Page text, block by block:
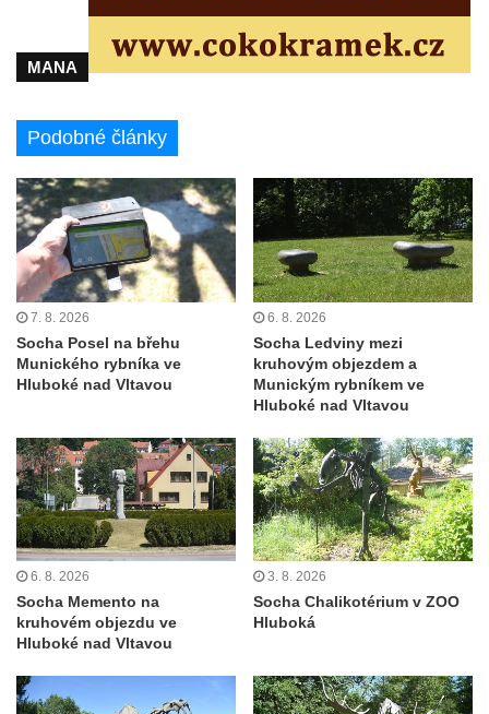
Pamětní deska Johanna Neumanna
Obrázek svatého Huberta na buku svatého
Huberta
Obrázek svatého Jakuba na skále u cesty
východně od Srbské Kamenice
Busta Jana Amose Komenského na domě
čp. 37 v Račicích
Socha ležícího koně v Sadech
Československé armády v Teplicích
Socha Medvídě v Tierpark Chemnitz
Sochy Ležící žena v Tierpark Chemnitz
Sochy Ptáci v Tierpark Chemnitz
Socha Skupina jeřábů v Tierpark Chemnitz
Socha Panter v ZOO Leipzig
Socha Dívka s mušlí v ZOO Leipzig
Socha Tygr v ZOO Leipzig
Socha Atlet v ZOO Leipzig
Socha Marabu v ZOO Leipzig
Busta Karla Maxe Schneidera v ZOO
MANA
Podobné články
7. 8. 2026
Socha Posel na břehu
Munického rybníka ve
Hluboké nad Vltavou
6. 8. 2026
Socha Ledviny mezi
kruhovým objezdem a
Munickým rybníkem ve
Hluboké nad Vltavou
6. 8. 2026
Socha Memento na
kruhovém objezdu ve
Hluboké nad Vltavou
3. 8. 2026
Socha Chalikotérium v ZOO
Hluboká